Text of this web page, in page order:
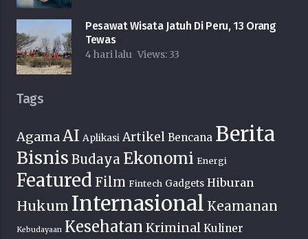
Pesawat Wisata Jatuh Di Peru, 13 Orang
Tewas
4 hari lalu Views: 33
Tags
AgamaAI Aplikasi Artikel Bencana Berita
Bisnis Budaya Ekonomi Energi
Featured Film Fintech Gadgets Hiburan
Hukum Internasional Keamanan
Kebudayaan Kesehatan Kriminal Kuliner